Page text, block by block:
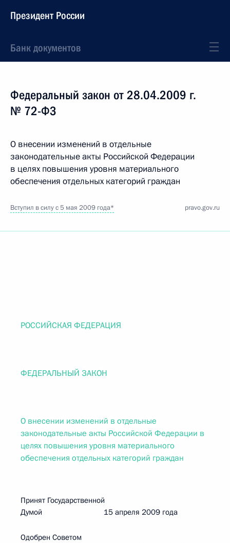
Президент России
Банк документов
Федеральный закон от 28.04.2009 г.
№ 72-ФЗ
О внесении изменений в отдельные
законодательные акты Российской Федерации
в целях повышения уровня материального
обеспечения отдельных категорий граждан
Вступил в силу с 5 мая 2009 года* pravo.gov.ru
РОССИЙСКАЯ ФЕДЕРАЦИЯ
ФЕДЕРАЛЬНЫЙ ЗАКОН
О внесении изменений в отдельные
законодательные акты Российской Федерации в
целях повышения уровня материального
обеспечения отдельных категорий граждан
Принят Государственной
Думой 15 апреля 2009 года
Одобрен Советом